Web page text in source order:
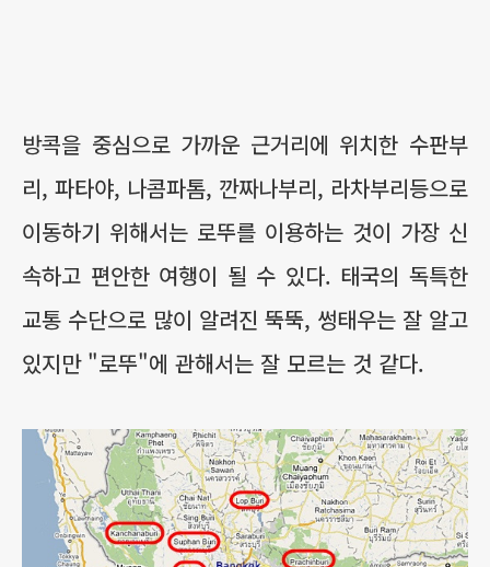
방콕을 중심으로 가까운 근거리에 위치한 수판부
리, 파타야, 나콤파톰, 깐짜나부리, 라차부리등으로
이동하기 위해서는 로뚜를 이용하는 것이 가장 신
속하고 편안한 여행이 될 수 있다. 태국의 독특한
교통 수단으로 많이 알려진 뚝뚝, 썽태우는 잘 알고
있지만 "로뚜"에 관해서는 잘 모르는 것 같다.